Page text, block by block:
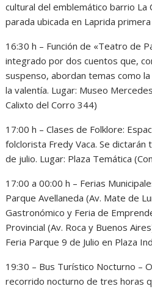
cultural del emblemático barrio La
parada ubicada en Laprida primera
16:30 h – Función de «Teatro de
integrado por dos cuentos que,
suspenso, abordan temas como
la valentía. Lugar: Museo
Calixto del Corro 344)
17:00 h – Clases de Folklore:
folclorista Fredy Vaca. Se
de julio. Lugar: Plaza Temática
17:00 a 00:00 h – Ferias
Parque Avellaneda (Av. Mate de
Gastronómico y Feria de
Provincial (Av. Roca y Buenos
Feria Parque 9 de Julio en Plaza
19:30 – Bus Turístico Nocturno –
recorrido nocturno de tres horas